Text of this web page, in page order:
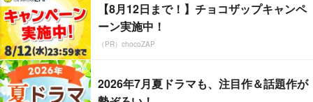
【8月12日まで！】チョコザップキャンペ
ーン実施中！
（PR）chocoZAP
2026年7月夏ドラマも、注目作＆話題作が